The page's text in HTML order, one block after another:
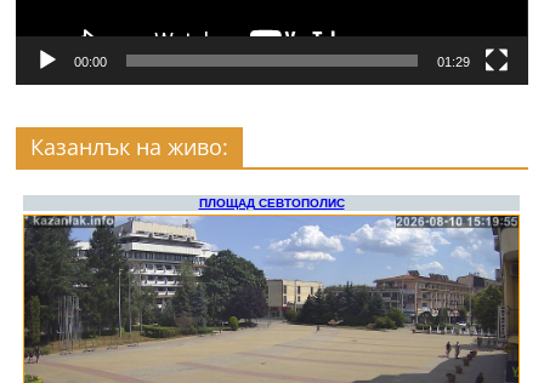
00:00 01:29
Казанлък на живо: